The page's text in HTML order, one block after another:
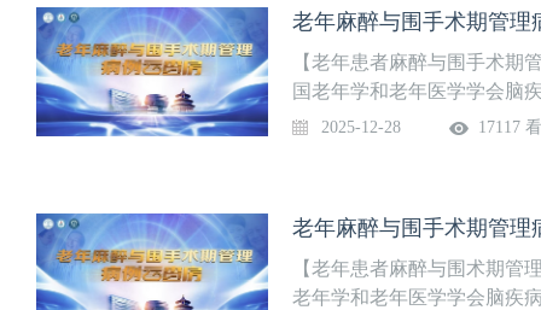
老年麻醉与围手术期管理
【老年患者麻醉与围手术期
国老年学和老年医学学会脑
院）和国家老年麻醉联盟（
2025-12-28 17117
老年麻醉与围手术期管理
【老年患者麻醉与围术期管
老年学和老年医学学会脑疾